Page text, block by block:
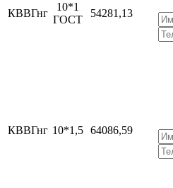
КВВГнг
10*1
ГОСТ
54281,13
КВВГнг 10*1,5 64086,59